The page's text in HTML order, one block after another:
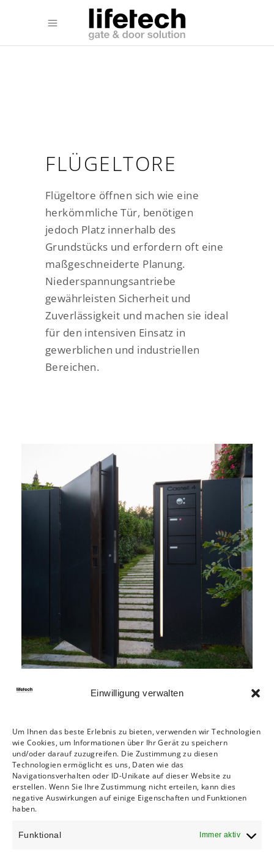
Einwilligung verwalten
Um Ihnen das beste Erlebnis zu bieten, verwenden wir Technologien
wie Cookies, um Informationen über Ihr Gerät zu speichern
und/oder darauf zuzugreifen. Die Zustimmung zu diesen
Technologien ermöglicht es uns, Daten wie das
Navigationsverhalten oder ID-Unikate auf dieser Website zu
erstellen. Wenn Sie Ihre Zustimmung nicht erteilen, kann dies
negative Auswirkungen auf einige Eigenschaften und Funktionen
haben.
Funktional Immer aktiv
FLÜGELTORE
Flügeltore öffnen sich wie eine
herkömmliche Tür, benötigen
jedoch Platz innerhalb des
Grundstücks und erfordern oft eine
maßgeschneiderte Planung.
Niederspannungsantriebe
gewährleisten Sicherheit und
Zuverlässigkeit und machen sie ideal
für den intensiven Einsatz in
gewerblichen und industriellen
Bereichen.
PROJECT 5455
Flügeltore
PROJECT 6111
Flügeltore